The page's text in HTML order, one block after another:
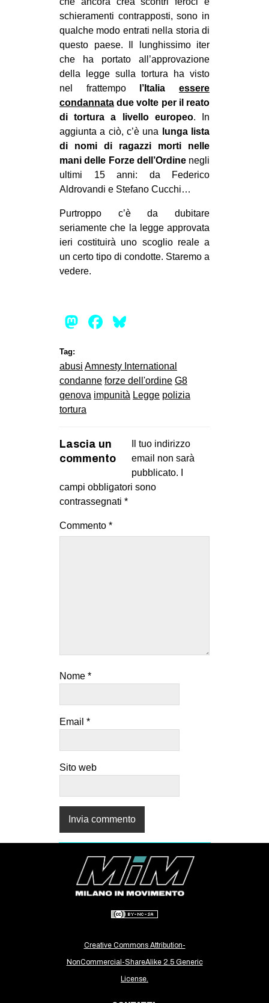
schieramenti contrapposti, sono in
qualche modo entrati nella storia di
questo paese. Il lunghissimo iter
che ha portato all’approvazione
della legge sulla tortura ha visto
nel frattempo
l’Italiaessere
condannata due volte per il reato
di tortura a livello europeo. In
aggiunta a ciò, c’è una
lunga lista
di nomi di ragazzi morti nelle
mani delle Forze dell’Ordinenegli
ultimi 15 anni: da Federico
Aldrovandi e Stefano Cucchi…
Purtroppo c’è da dubitare
seriamente che la legge approvata
ieri costituirà uno scoglio reale a
un certo tipo di condotte. Staremo a
vedere.
Mastodon
Facebook
Tag:
abusi Amnesty International
condanne forze dell'ordine G8
genova impunità Legge polizia
tortura
Lascia un
commento
Il tuo indirizzo
email non sarà
pubblicato.
campi obbligatori sono
contrassegnati *
Commento *
Nome *
Email *
Sito web
Creative Commons Attribution-
NonCommercial-ShareAlike 2.5 Generic
License.